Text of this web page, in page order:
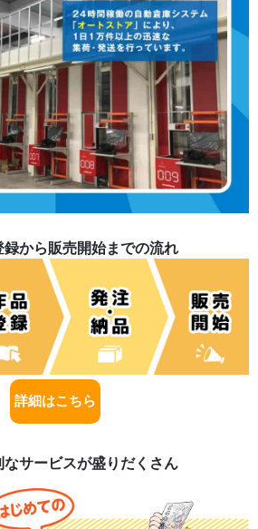
録から販売開始までの流れ
詳細はこちら
なサービスが盛りだくさん